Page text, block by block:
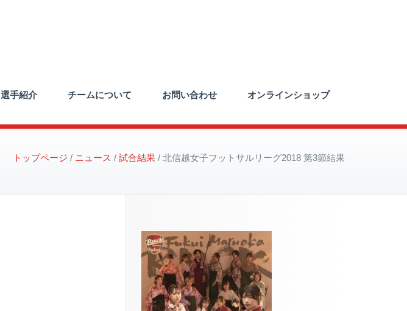
選手紹介 チームについて お問い合わせ オンラインショップ
トップページ ニュース 試合結果 北信越女子フットサルリーグ2018 第3節結果